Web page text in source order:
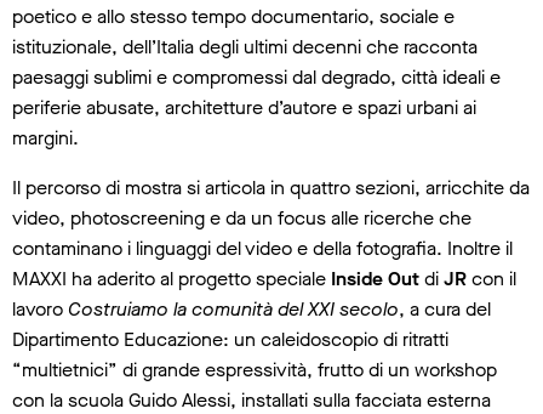
poetico e allo stesso tempo documentario, sociale e
istituzionale, dell’Italia degli ultimi decenni che racconta
paesaggi sublimi e compromessi dal degrado, città ideali e
periferie abusate, architetture d’autore e spazi urbani ai
margini.
Il percorso di mostra si articola in quattro sezioni, arricchite da
video, photoscreening e da un focus alle ricerche che
contaminano i linguaggi del video e della fotografia. Inoltre il
MAXXI ha aderito al progetto speciale Inside OutdiJRcon il
lavoro Costruiamo la comunità del XXI secolo, a cura del
Dipartimento Educazione: un caleidoscopio di ritratti
“multietnici” di grande espressività, frutto di un workshop
con la scuola Guido Alessi, installati sulla facciata esterna